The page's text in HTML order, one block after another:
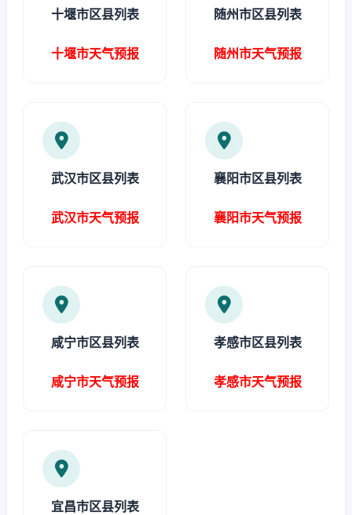
十堰市区县列表
十堰市天气预报
随州市区县列表
随州市天气预报
武汉市区县列表
武汉市天气预报
襄阳市区县列表
襄阳市天气预报
咸宁市区县列表
咸宁市天气预报
孝感市区县列表
孝感市天气预报
宜昌市区县列表